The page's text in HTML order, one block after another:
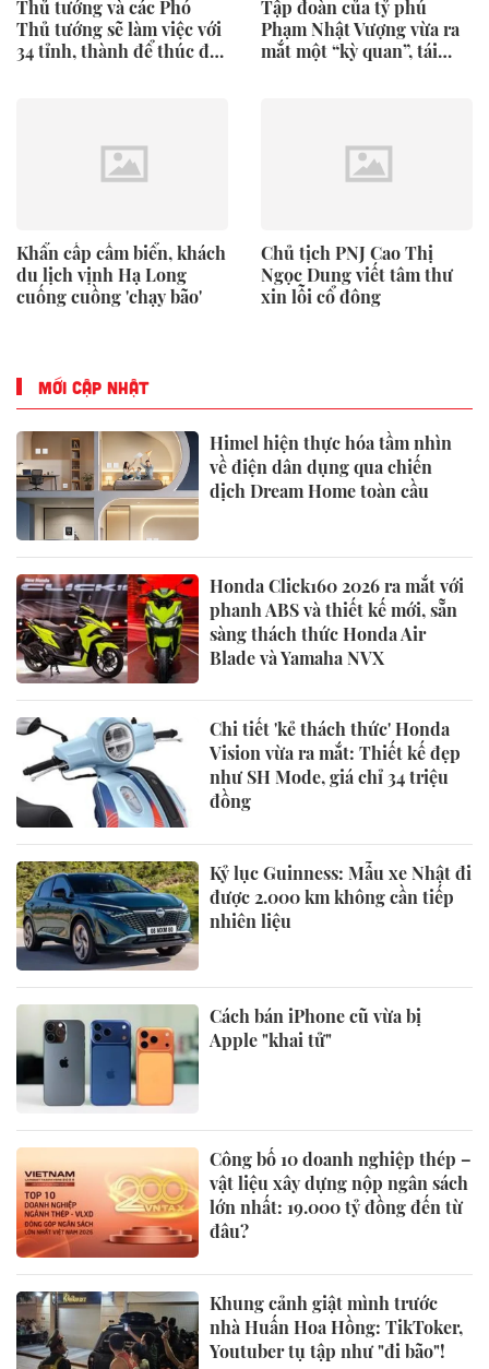
Thủ tướng và các Phó
Thủ tướng sẽ làm việc với
34 tỉnh, thành để thúc đẩy
Tập đoàn của tỷ phú
Phạm Nhật Vượng vừa ra
mắt một “kỳ quan”, tái
Khẩn cấp cấm biển, khách
du lịch vịnh Hạ Long
cuống cuồng 'chạy bão'
Chủ tịch PNJ Cao Thị
Ngọc Dung viết tâm thư
xin lỗi cổ đông
MỚI CẬP NHẬT
Himel hiện thực hóa tầm nhìn
về điện dân dụng qua chiến
dịch Dream Home toàn cầu
Honda Click160 2026 ra mắt với
phanh ABS và thiết kế mới, sẵn
sàng thách thức Honda Air
Blade và Yamaha NVX
Chi tiết 'kẻ thách thức' Honda
Vision vừa ra mắt: Thiết kế đẹp
như SH Mode, giá chỉ 34 triệu
đồng
Kỷ lục Guinness: Mẫu xe Nhật đi
được 2.000 km không cần tiếp
nhiên liệu
Cách bán iPhone cũ vừa bị
Apple "khai tử"
Công bố 10 doanh nghiệp thép –
vật liệu xây dựng nộp ngân sách
lớn nhất: 19.000 tỷ đồng đến từ
đâu?
Khung cảnh giật mình trước
nhà Huấn Hoa Hồng: TikToker,
Youtuber tụ tập như "đi bão"!